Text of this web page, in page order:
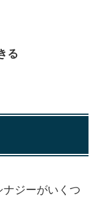
る
ジーがいくつ